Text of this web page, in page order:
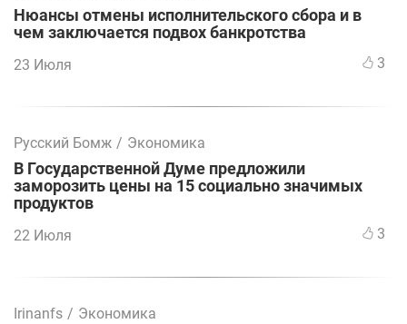
Нюансы отмены исполнительского сбора и в
чем заключается подвох банкротства
23 Июля 3
Русский Бомж / Экономика
В Государственной Думе предложили
заморозить цены на 15 социально значимых
продуктов
22 Июля 3
Irinanfs / Экономика